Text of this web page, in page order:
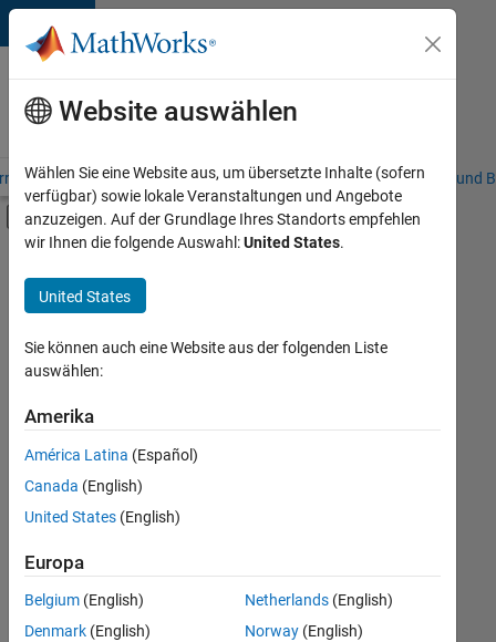
Weiter zum Inhalt
Karriere
bei
MathWorks
– Übersicht Stellensuche Niederlassungen Studierende und
Umschaltung für Off-Canvas-
Hauptinhalt
Customer Support
Sales Operations
+1
Derzeit
es
keine
offenen
Stellen,
Ihren
Suchkriterien
entsprechen.
Website auswählen
Wählen Sie eine Website aus, um übersetzte Inhalte (sofern
verfügbar) sowie lokale Veranstaltungen und Angebote
anzuzeigen. Auf der Grundlage Ihres Standorts empfehlen
wir Ihnen die folgende Auswahl:United States.
United States
Sie können auch eine Website aus der folgenden Liste
auswählen:
Amerika
América Latina (Español)
Canada (English)
United States (English)
Europa
Belgium (English)
Denmark (English)
Netherlands(English)
Norway(English)